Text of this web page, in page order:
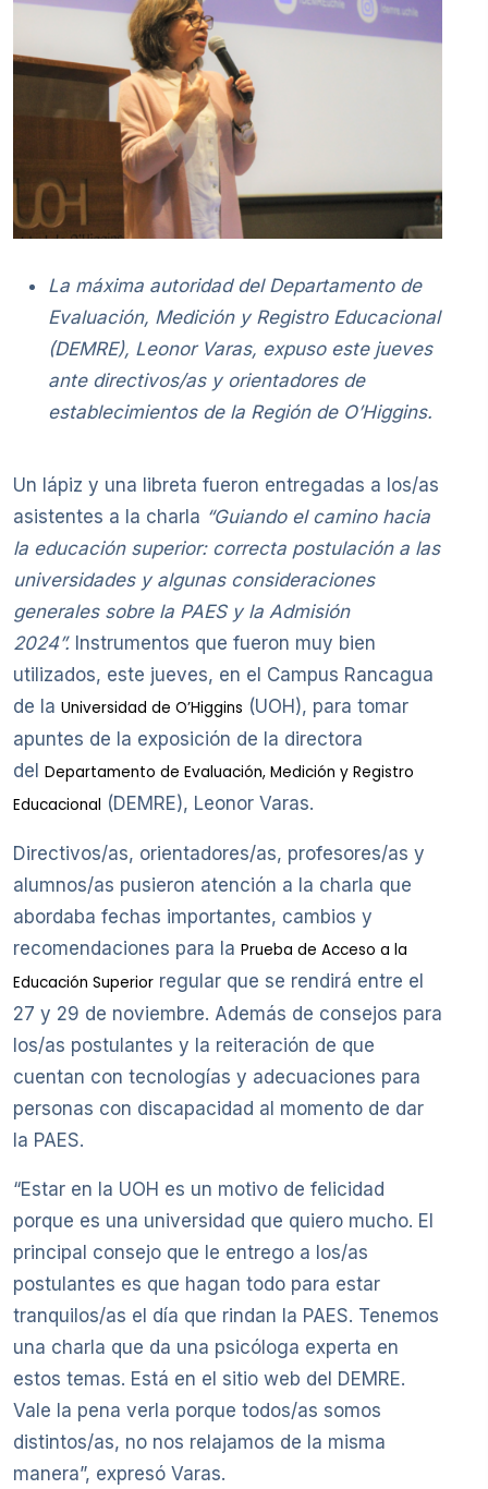
La máxima autoridad del Departamento de
Evaluación, Medición y Registro Educacional
(DEMRE), Leonor Varas, expuso este jueves
ante directivos/as y orientadores de
establecimientos de la Región de O’Higgins.
Un lápiz y una libreta fueron entregadas a los/as
asistentes a la charla “Guiando el camino hacia
la educación superior: correcta postulación a las
universidades y algunas consideraciones
generales sobre la PAES y la Admisión
2024”. Instrumentos que fueron muy bien
utilizados, este jueves, en el Campus Rancagua
de la Universidad de O’Higgins (UOH), para tomar
apuntes de la exposición de la directora
del Departamento de Evaluación, Medición y Registro
Educacional (DEMRE), Leonor Varas.
Directivos/as, orientadores/as, profesores/as y
alumnos/as pusieron atención a la charla que
abordaba fechas importantes, cambios y
recomendaciones para la Prueba de Acceso a la
Educación Superior regular que se rendirá entre el
27 y 29 de noviembre. Además de consejos para
los/as postulantes y la reiteración de que
cuentan con tecnologías y adecuaciones para
personas con discapacidad al momento de dar
la PAES.
“Estar en la UOH es un motivo de felicidad
porque es una universidad que quiero mucho. El
principal consejo que le entrego a los/as
postulantes es que hagan todo para estar
tranquilos/as el día que rindan la PAES. Tenemos
una charla que da una psicóloga experta en
estos temas. Está en el sitio web del DEMRE.
Vale la pena verla porque todos/as somos
distintos/as, no nos relajamos de la misma
manera”, expresó Varas.